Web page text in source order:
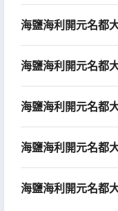
海鹽海利開元名都
海鹽海利開元名都
海鹽海利開元名都
海鹽海利開元名都
海鹽海利開元名都